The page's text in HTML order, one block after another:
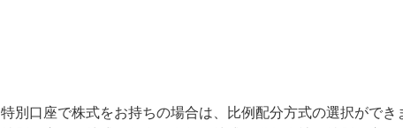
特別口座で株式をお持ちの場合は、比例配分方式の選択ができ